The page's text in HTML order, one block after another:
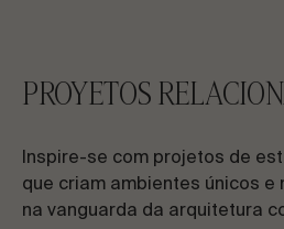
PROYETOS
Inspire-se com projetos de
que criam ambientes únicos e
na vanguarda da arquitetura